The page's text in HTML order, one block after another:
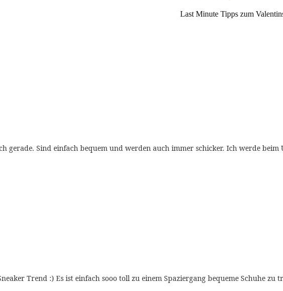
Last Minute Tipps zum
gerade. Sind einfach bequem und werden auch immer schicker. Ich werde
Trend :) Es ist einfach sooo toll zu einem Spaziergang bequeme Schuhe zu